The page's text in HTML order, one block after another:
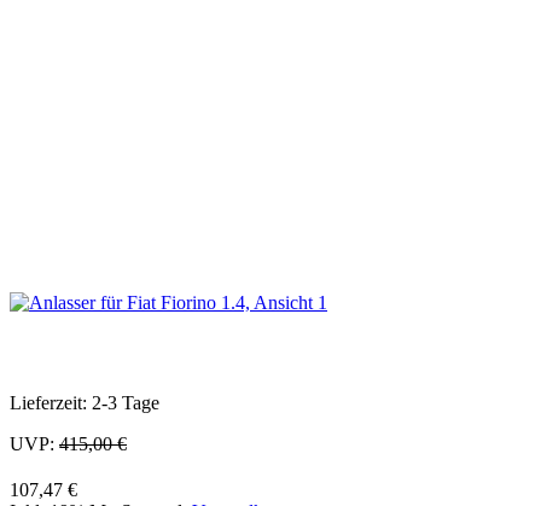
Lieferzeit: 2-3 Tage
UVP: 415,00 €
107,47 €